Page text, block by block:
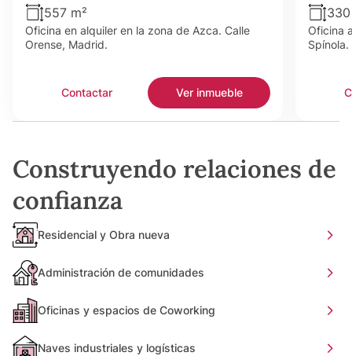
557 m²
Oficina en alquiler en la zona de Azca. Calle
Orense, Madrid.
Contactar Ver inmueble
Oficina
Spínola.
Construyendo relaciones de
confianza
Residencial y Obra nueva
Administración de comunidades
Oficinas y espacios de Coworking
Naves industriales y logísticas